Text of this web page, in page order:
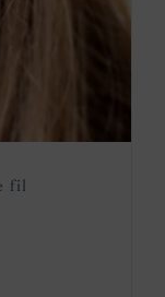
fil